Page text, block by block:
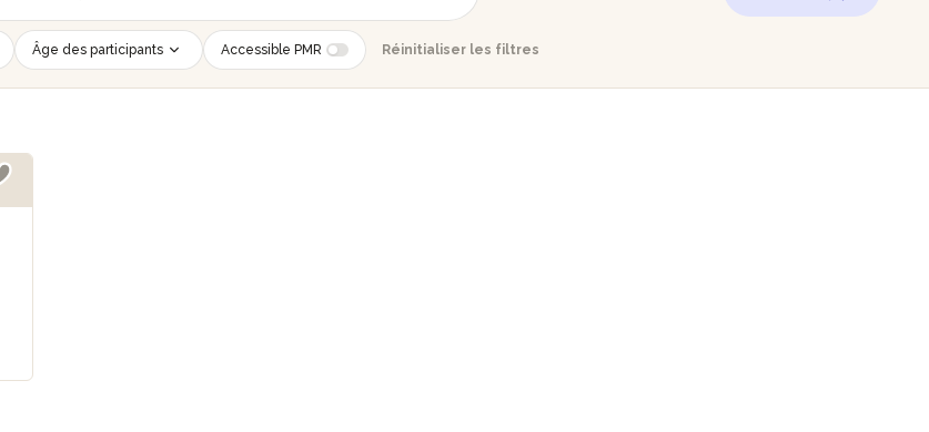
Âge des participants Accessible PMR Réinitialiser les filtres